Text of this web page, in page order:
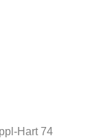
Hart 74